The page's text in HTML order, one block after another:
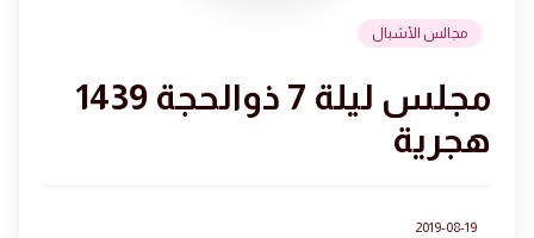
مجالس الأشبال
مجلس ليلة 7 ذوالحجة 1439
هجرية
2019-08-19